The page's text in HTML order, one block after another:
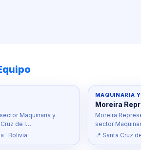
Maquinaria y
de l…
· Bolivia
MAQUINARIA
Moreira
Moreira
sector
📍 Santa Cruz